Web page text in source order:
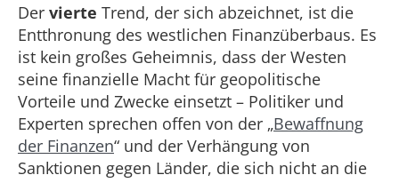
Der vierte Trend, der sich abzeichnet, ist die
Entthronung des westlichen Finanzüberbaus. Es
ist kein großes Geheimnis, dass der Westen
seine finanzielle Macht für geopolitische
Vorteile und Zwecke einsetzt – Politiker und
Experten sprechen offen von der „Bewaffnung
der Finanzen“ und der Verhängung von
Sanktionen gegen Länder, die sich nicht an die